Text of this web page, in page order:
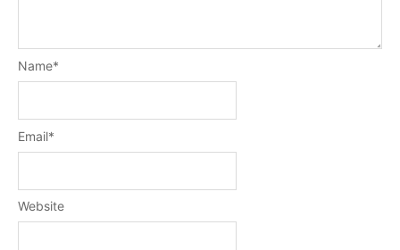
Name*
Email*
Website